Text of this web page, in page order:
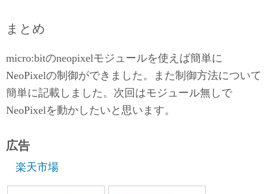
まとめ
micro:bitのneopixelモジュールを使えば簡単に
NeoPixelの制御ができました。また制御方法について
簡単に記載しました。次回はモジュール無しで
NeoPixelを動かしたいと思います。
広告
楽天市場